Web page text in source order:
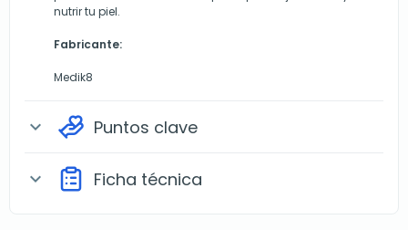
nutrir tu piel.
Fabricante:
Medik8
expand_more Puntos clave
expand_more Ficha técnica